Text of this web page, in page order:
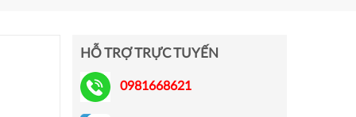
HỖ TRỢ TRỰC TUYẾN
0981668621